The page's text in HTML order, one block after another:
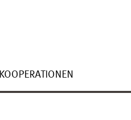
KOOPERATIONEN